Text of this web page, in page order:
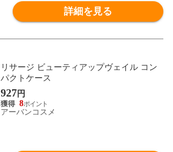
詳細を見る
リサージ ビューティアップヴェイル コン
パクトケース
927 円
8
アーバンコスメ